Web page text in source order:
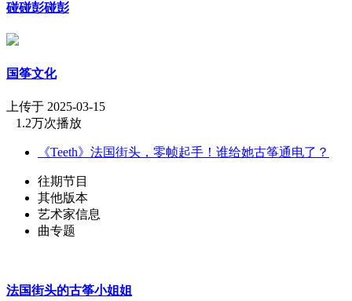
碰碰彭碰彭
国筝文化
上传于 2025-03-15
1.2万次播放
《Teeth》法国街头，零帧起手！谁给她古筝通电了？
往期节目
其他版本
艺术家信息
曲专题
法国街头的古筝小姐姐